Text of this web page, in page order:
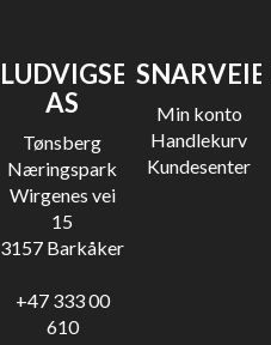
LUDVIGSEN
AS
Tønsberg
Næringspark
Wirgenes vei
15
3157 Barkåker
+47 333 00
610
Min konto
Handlekurv
Kundesenter